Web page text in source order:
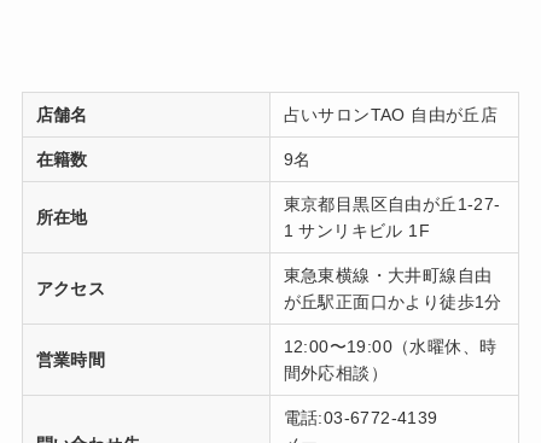
店舗名 占いサロンTAO 自由が丘店
在籍数 9名
所在地
東京都目黒区自由が丘1-27-
1 サンリキビル 1F
アクセス
東急東横線・大井町線自由
が丘駅正面口かより徒歩1分
営業時間
12:00〜19:00（水曜休、時
間外応相談）
電話:03-6772-4139